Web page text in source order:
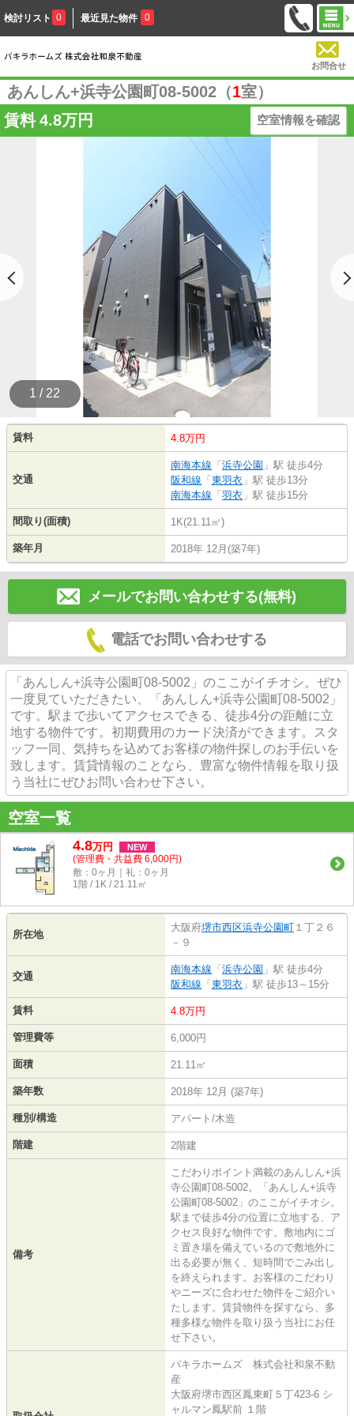
検討リスト 0 最近見た物件 0
お問合せ
あんしん+浜寺公園町08-5002（1室）
賃料 4.8万円 空室情報を確認
1 / 22
賃料 4.8万円
交通
南海本線 「 浜寺公園 」駅 徒歩4分
阪和線 「 東羽衣 」駅 徒歩13分
南海本線 「 羽衣 」駅 徒歩15分
間取り(面積) 1K(21.11㎡)
築年月 2018年 12月(築7年)
メールでお問い合わせする(無料)
電話でお問い合わせする
「あんしん+浜寺公園町08-5002」のここがイチオシ。ぜひ
一度見ていただきたい、「あんしん+浜寺公園町08-5002」
です。駅まで歩いてアクセスできる、徒歩4分の距離に立
地する物件です。初期費用のカード決済ができます。スタ
ッフ一同、気持ちを込めてお客様の物件探しのお手伝いを
致します。賃貸情報のことなら、豊富な物件情報を取り扱
う当社にぜひお問い合わせ下さい。
空室一覧
4.8万円 NEW
(管理費・共益費 6,000円)
敷：0ヶ月｜礼：0ヶ月
1階 / 1K / 21.11㎡
所在地
大阪府堺市西区浜寺公園町 １丁２６
－９
交通
南海本線 「 浜寺公園 」駅 徒歩4分
阪和線 「 東羽衣 」駅 徒歩13～15分
賃料 4.8万円
管理費等 6,000円
面積 21.11㎡
築年数 2018年 12月 (築7年)
種別/構造 アパート/木造
階建 2階建
備考
こだわりポイント満載のあんしん+浜
寺公園町08-5002。「あんしん+浜寺
公園町08-5002」のここがイチオシ。
駅まで徒歩4分の位置に立地する、ア
クセス良好な物件です。敷地内にゴ
ミ置き場を備えているので敷地外に
出る必要が無く、短時間でごみ出し
を終えられます。お客様のこだわり
やニーズに合わせた物件をご紹介い
たします。賃貸物件を探すなら、多
種多様な物件を取り扱う当社にお任
せ下さい。
パキラホームズ 株式会社和泉不動
産
大阪府堺市西区鳳東町５丁423-6 シ
ャルマン鳳駅前 １階